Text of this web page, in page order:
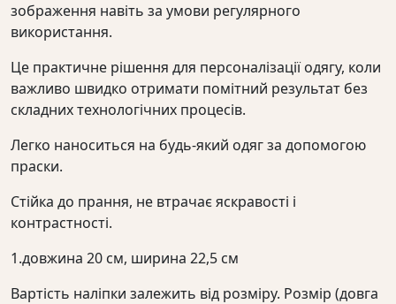
зображення навіть за умови регулярного
використання.
Це практичне рішення для персоналізації одягу, коли
важливо швидко отримати помітний результат без
складних технологічних процесів.
Легко наноситься на будь-який одяг за допомогою
праски.
Стійка до прання, не втрачає яскравості і
контрастності.
1.довжина 20 см, ширина 22,5 см
Вартість наліпки залежить від розміру. Розмір (довга